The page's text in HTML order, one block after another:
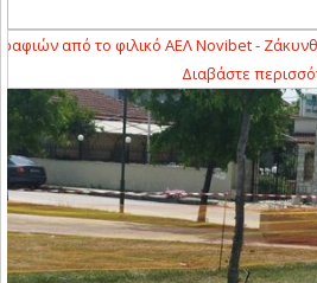
από το φιλικό ΑΕΛ Novibet - Ζάκυνθος
Διαβάστε